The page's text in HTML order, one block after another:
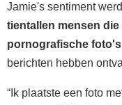
Jamie's sentiment
tientallen mensen
pornografische foto's
berichten hebben
“Ik plaatste een foto